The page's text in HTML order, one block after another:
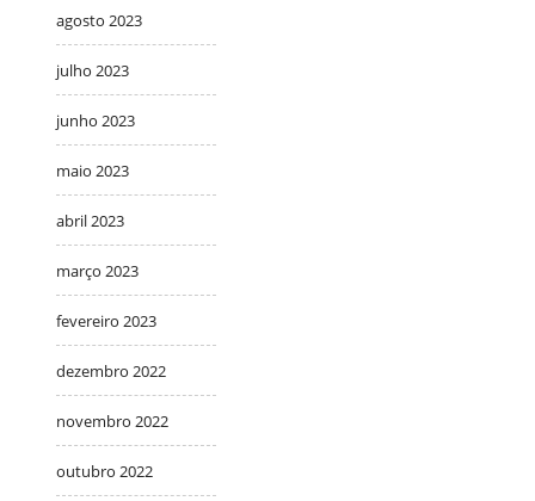
agosto 2023
julho 2023
junho 2023
maio 2023
abril 2023
março 2023
fevereiro 2023
dezembro 2022
novembro 2022
outubro 2022